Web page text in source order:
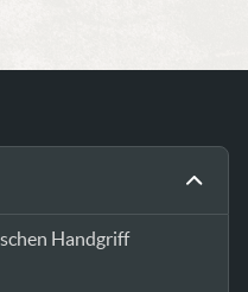
Handgriff